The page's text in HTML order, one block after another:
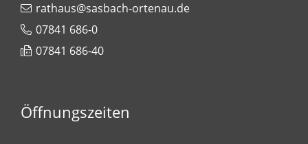
rathaus@sasbach-ortenau.de
07841 686-0
07841 686-40
Öffnungszeiten